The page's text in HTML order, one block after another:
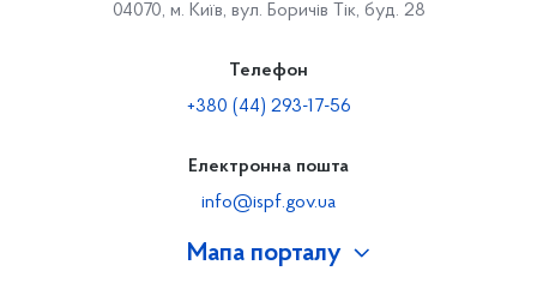
Мапа порталу
04070, м. Київ, вул. Боричів Тік, буд. 28
Телефон
+380 (44) 293-17-56
Електронна пошта
info@ispf.gov.ua